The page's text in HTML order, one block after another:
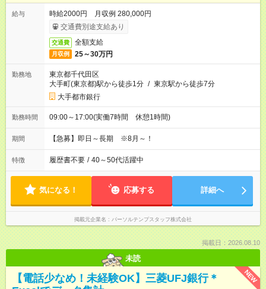
給与
時給2000円 月収例 280,000円
交通費別途支給あり
交通費 全額支給
月収例 25～30万円
勤務地
東京都千代田区
大手町(東京都)駅から徒歩1分 / 東京駅から徒歩7分
大手都市銀行
勤務時間 09:00～17:00(実働7時間 休憩1時間)
期間 【急募】即日～長期 ※8月～！
特徴 履歴書不要 / 40～50代活躍中
気になる！ 応募する 詳細へ
掲載元企業名 パーソルテンプスタッフ株式会社
掲載日：2026.08.10
未読
NEW
【電話少なめ！未経験OK】三菱UFJ銀行＊